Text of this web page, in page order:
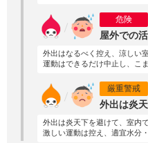
危険
屋外での
外出はなるべく控え、涼しい
運動はできるだけ中止し、こ
厳重警戒
外出は炎
外出は炎天下を避けて、室内
激しい運動は控え、適宜水分